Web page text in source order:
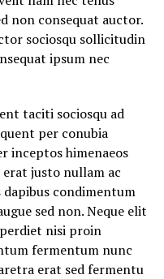
non consequat auctor.
sociosqu sollicitudin
ipsum nec
taciti sociosqu ad
per conubia
inceptos himenaeos
erat justo nullam ac
condimentum
sed non. Neque elit
nisi proin
fermentum nunc
erat sed fermentu